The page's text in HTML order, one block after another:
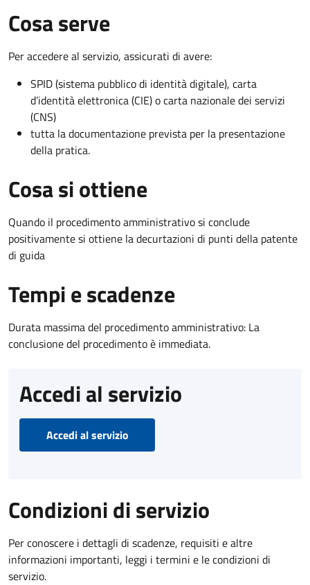
Cosa serve
Per accedere al servizio, assicurati di avere:
SPID (sistema pubblico di identità digitale), carta
d’identità elettronica (CIE) o carta nazionale dei servizi
(CNS)
tutta la documentazione prevista per la presentazione
della pratica.
Cosa si ottiene
Quando il procedimento amministrativo si conclude
positivamente si ottiene la decurtazioni di punti della patente
di guida
Tempi e scadenze
Durata massima del procedimento amministrativo: La
conclusione del procedimento è immediata.
Accedi al servizio
Accedi al servizio
Condizioni di servizio
Per conoscere i dettagli di scadenze, requisiti e altre
informazioni importanti, leggi i termini e le condizioni di
servizio.